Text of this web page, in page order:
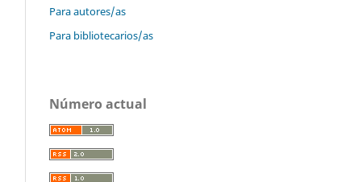
Para autores/as
Para bibliotecarios/as
Número actual